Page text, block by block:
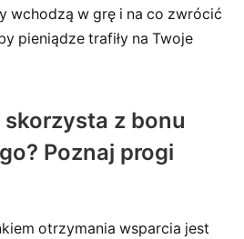
wchodzą w grę i na co zwrócić
pieniądze trafiły na Twoje
skorzysta z bonu
Poznaj progi
otrzymania wsparcia jest